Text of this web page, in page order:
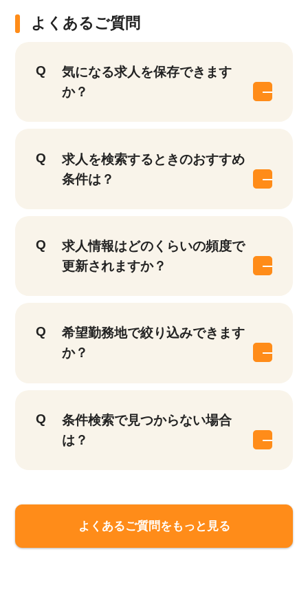
よくあるご質問
気になる求人を保存できます
か？
求人を検索するときのおすすめ
条件は？
求人情報はどのくらいの頻度で
更新されますか？
希望勤務地で絞り込みできます
か？
条件検索で見つからない場合
は？
よくあるご質問をもっと見る
該当件数
9,874 件
他の条件を選択